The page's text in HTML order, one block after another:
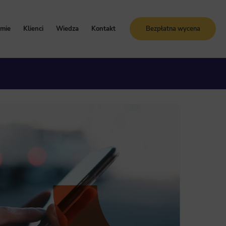
GA4
Klienci Wiedza Kontakt Bezpłatna wycena